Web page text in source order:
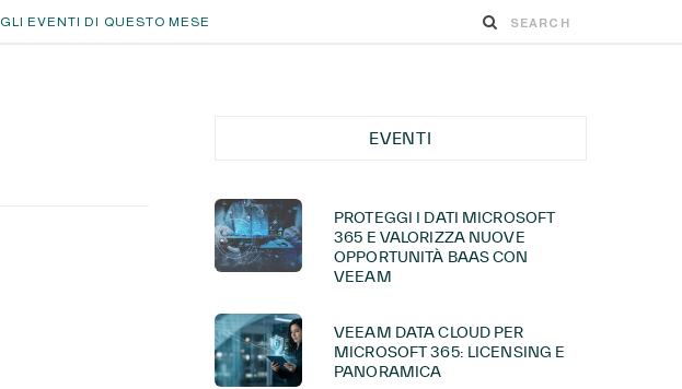
GLI EVENTI DI QUESTO MESE
EVENTI
PROTEGGI I DATI MICROSOFT
365 E VALORIZZA NUOVE
OPPORTUNITÀ BAAS CON
VEEAM
VEEAM DATA CLOUD PER
MICROSOFT 365: LICENSING E
PANORAMICA